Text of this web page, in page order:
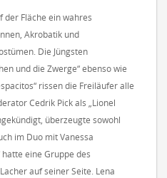
der Fläche ein wahres
Akrobatik und
Die Jüngsten
und die Zwerge“ ebenso wie
rissen die Freiläufer alle
Cedrik Pick als „Lionel
überzeugte sowohl
im Duo mit Vanessa
hatte eine Gruppe des
auf seiner Seite. Lena